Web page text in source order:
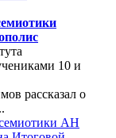
10 и
рассказал о